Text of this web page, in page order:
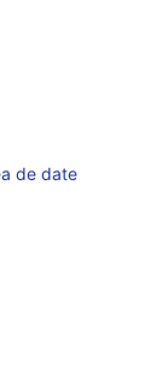
de date